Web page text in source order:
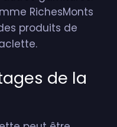
RichesMonts
produits de
de la